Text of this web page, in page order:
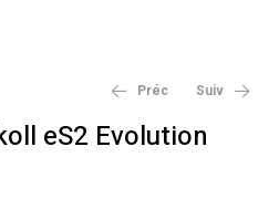
Préc Suiv
eS2 Evolution